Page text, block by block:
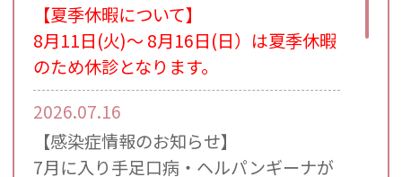
【夏季休暇について】
8月11日(火)～ 8月16日(日）は夏季休暇
のため休診となります。
2026.07.16
【感染症情報のお知らせ】
7月に入り手足口病・ヘルパンギーナが